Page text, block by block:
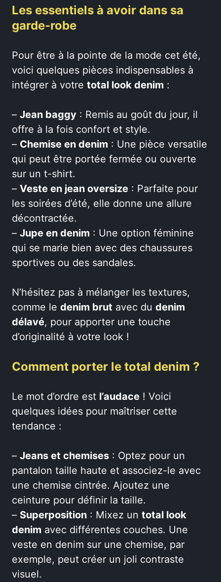
Les essentiels à avoir dans sa
garde-robe
Pour être à la pointe de la mode cet été,
voici quelques pièces indispensables à
intégrer à votre total look denim :
– Jean baggy : Remis au goût du jour, il
offre à la fois confort et style.
– Chemise en denim : Une pièce versatile
qui peut être portée fermée ou ouverte
sur un t-shirt.
– Veste en jean oversize : Parfaite pour
les soirées d’été, elle donne une allure
décontractée.
– Jupe en denim : Une option féminine
qui se marie bien avec des chaussures
sportives ou des sandales.
N’hésitez pas à mélanger les textures,
comme le denim brut avec du denim
délavé, pour apporter une touche
d’originalité à votre look !
Comment porter le total denim ?
Le mot d’ordre est l’audace ! Voici
quelques idées pour maîtriser cette
tendance :
– Jeans et chemises : Optez pour un
pantalon taille haute et associez-le avec
une chemise cintrée. Ajoutez une
ceinture pour définir la taille.
– Superposition : Mixez un total look
denim avec différentes couches. Une
veste en denim sur une chemise, par
exemple, peut créer un joli contraste
visuel.